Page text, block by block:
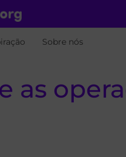
Sobre nós
as